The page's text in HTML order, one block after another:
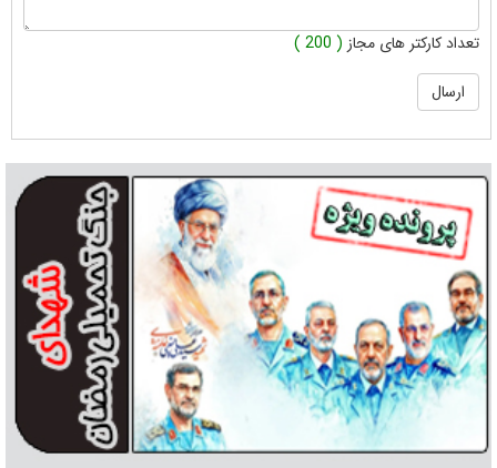
تعداد کارکتر های مجاز ( 200 )